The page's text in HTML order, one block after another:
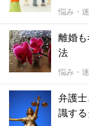
悩み・
離婚
法
悩み・
弁護
識す